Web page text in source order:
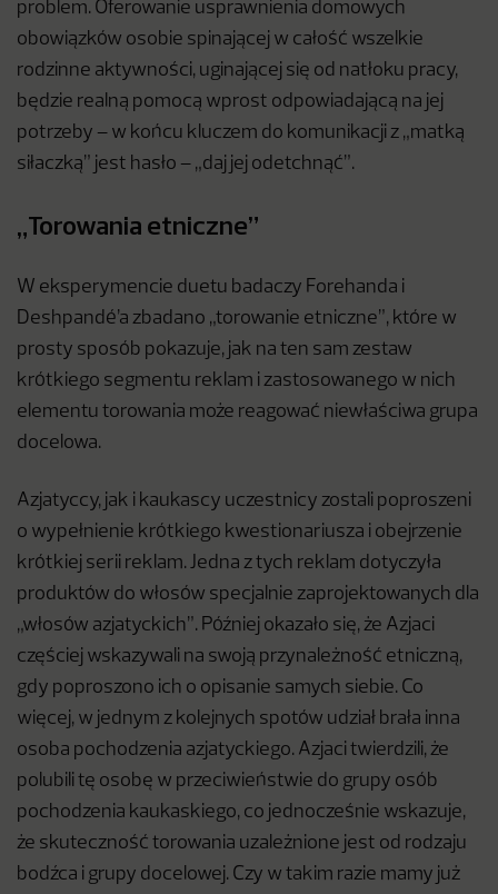
problem. Oferowanie usprawnienia domowych
obowiązków osobie spinającej w całość wszelkie
rodzinne aktywności, uginającej się od natłoku pracy,
będzie realną pomocą wprost odpowiadającą na jej
potrzeby – w końcu kluczem do komunikacji z „matką
siłaczką” jest hasło – „daj jej odetchnąć”.
„Torowania etniczne”
W eksperymencie duetu badaczy Forehanda i
Deshpandé’a zbadano „torowanie etniczne”, które w
prosty sposób pokazuje, jak na ten sam zestaw
krótkiego segmentu reklam i zastosowanego w nich
elementu torowania może reagować niewłaściwa grupa
docelowa.
Azjatyccy, jak i kaukascy uczestnicy zostali poproszeni
o wypełnienie krótkiego kwestionariusza i obejrzenie
krótkiej serii reklam. Jedna z tych reklam dotyczyła
produktów do włosów specjalnie zaprojektowanych dla
„włosów azjatyckich”. Później okazało się, że Azjaci
częściej wskazywali na swoją przynależność etniczną,
gdy poproszono ich o opisanie samych siebie. Co
więcej, w jednym z kolejnych spotów udział brała inna
osoba pochodzenia azjatyckiego. Azjaci twierdzili, że
polubili tę osobę w przeciwieństwie do grupy osób
pochodzenia kaukaskiego, co jednocześnie wskazuje,
że skuteczność torowania uzależnione jest od rodzaju
bodźca i grupy docelowej. Czy w takim razie mamy już